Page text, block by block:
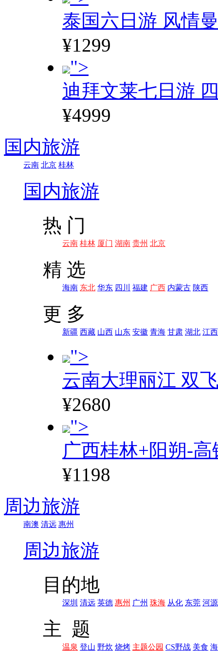
泰国六日游 风情
¥1299
">
迪拜文莱七日游
¥4999
国内旅游
云南 北京 桂林
国内旅游
热 门
云南 桂林 厦门 湖南 贵州 北京
精 选
海南 东北 华东 四川 福建 广西 内蒙古 陕西
更 多
新疆 西藏 山西 山东 安徽 青海 甘肃 湖北 江西
">
云南大理丽江 双
¥2680
">
广西桂林+阳朔-高
¥1198
周边旅游
南澳 清远 惠州
周边旅游
目的地
深圳 清远 英德 惠州 广州 珠海 从化 东莞 河源
主 题
温泉 登山 野炊 烧烤 主题公园 CS野战 美食